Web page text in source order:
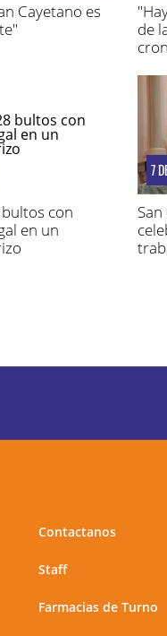
Cayetano es
de
con
en un
7
Contactanos
Staff
Farmacias de Turno